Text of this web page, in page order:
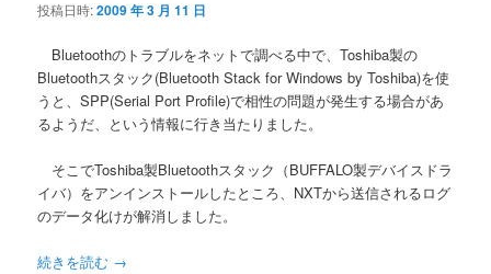
投稿日時:2009 年 3 月 11 日
Bluetoothのトラブルをネットで調べる中で、Toshiba製の
Bluetoothスタック(Bluetooth Stack for Windows by Toshiba)を使
うと、SPP(Serial Port Profile)で相性の問題が発生する場合があ
るようだ、という情報に行き当たりました。
そこでToshiba製Bluetoothスタック（BUFFALO製デバイスドラ
イバ）をアンインストールしたところ、NXTから送信されるログ
のデータ化けが解消しました。
続きを読む →